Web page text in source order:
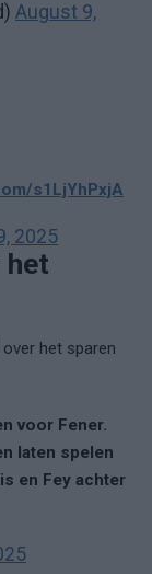
August 9,
s1LjYhPxjA
2025
het
het sparen
voor Fener.
laten spelen
en Fey achter